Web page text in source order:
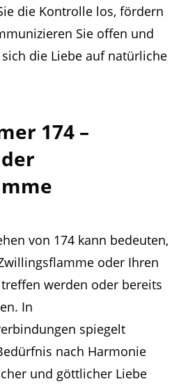
die Kontrolle los, fördern
Sie offen und
sich die Liebe auf natürliche
174 –
von 174 kann bedeuten,
oder Ihren
werden oder bereits
In
spiegelt
nach Harmonie
und göttlicher Liebe